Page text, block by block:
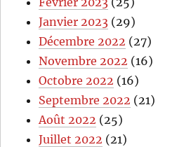
Janvier 2023 (29)
Décembre 2022 (27)
Novembre 2022 (16)
Octobre 2022 (16)
Septembre 2022 (21)
Août 2022 (25)
Juillet 2022 (21)